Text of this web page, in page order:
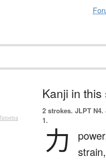
Kanji in
2 strokes. JLPT
1.
力
strain,